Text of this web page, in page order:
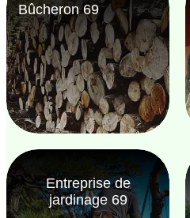
Bûcheron 69
Entreprise de
jardinage 69